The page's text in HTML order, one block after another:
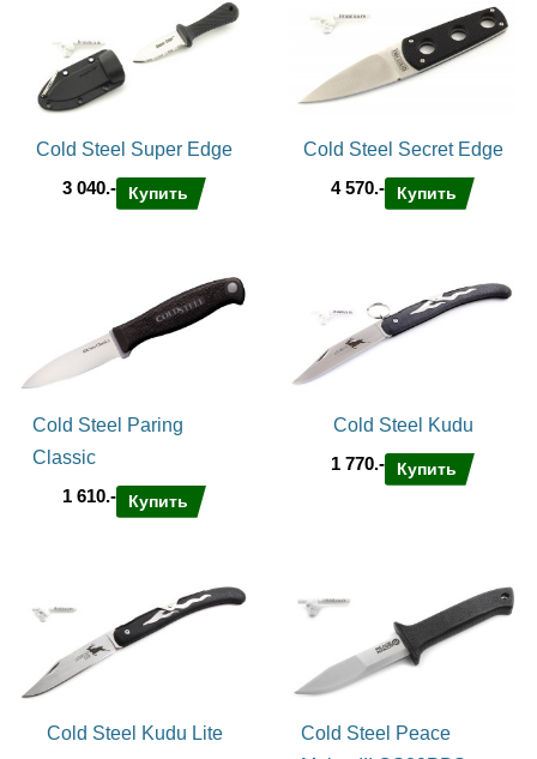
Cold Steel Super Edge
3 040.-
Купить
Cold Steel Secret Edge
4 570.-
Купить
Cold Steel Paring
Classic
1 610.-
Купить
Cold Steel Kudu
1 770.-
Купить
Cold Steel Kudu Lite
Cold Steel Peace